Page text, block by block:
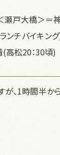
戸大橋＞＝
ンチバイキ
高松20：30頃)
、1時間半か